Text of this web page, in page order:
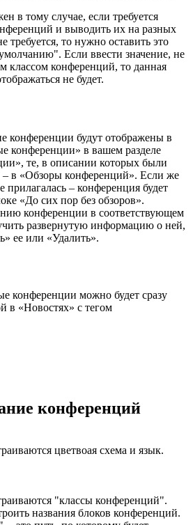
в тому случае, если требуется
и выводить их на разных
требуется, то нужно оставить это
Если ввести значение, не
классом конференций, то данная
не будет.
конференции будут отображены в
конференции» в вашем разделе
те, в описании которых были
– в «Обзоры конференций». Если же
прилагалась – конференция будет
«До сих пор без обзоров».
конференции в соответствующем
развернутую информацию о ней,
ее или «Удалить».
конференции можно будет сразу
в «Новостях» с тегом
конференций
цветвоая схема и язык.
"классы конференций".
названия блоков конференций.